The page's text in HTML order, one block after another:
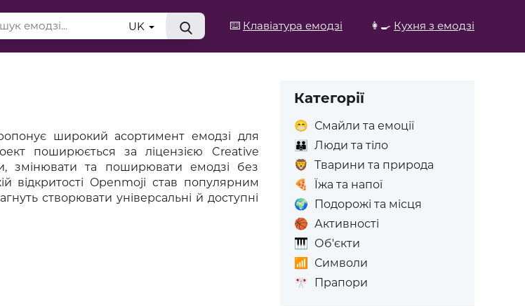
⌨️ Клавіатура емодзі 👩‍🍳 Кухня з емодзі
UK
широкий асортимент емодзі для
поширюється за ліцензією Creative
змінювати та поширювати емодзі без
відкритості Openmoji став популярним
створювати універсальні й доступні
Категорії
😁 Смайли та емоції
👪
Люди та тіло
🦁 Тварини та природа
🍕
Їжа та напої
🌍 Подорожі та місця
🏀 Активності
🎹 Об'єкти
📶
Символи
🎌 Прапори